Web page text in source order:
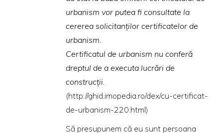
urbanism vor putea fi consultate la
cererea solicitanţilor certificatelor de
urbanism.
Certificatul de urbanism nu conferă
dreptul de a executa lucrări de
construcţii.
(http://ghid.imopedia.ro/dex/cu-certificat-
de-urbanism-220.html)
Să presupunem că eu sunt persoana